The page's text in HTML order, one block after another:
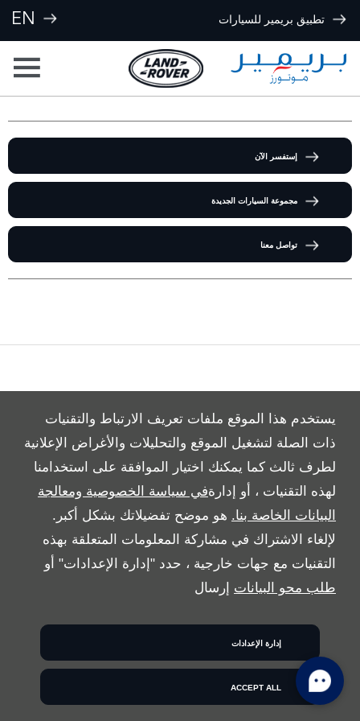
يستخدم هذا الموقع ملفات تعريف الارتباط والتقنيات
ذات الصلة لتشغيل الموقع والتحليلات والأغراض الإعلانية
لطرف ثالث كما يمكنك اختيار الموافقة على استخدامنا
لهذه التقنيات ، أو إدارةفي سياسة الخصوصية ومعالجة
البيانات الخاصة بنا. هو موضح تفضيلاتك بشكل أكبر.
لإلغاء الاشتراك في مشاركة المعلومات المتعلقة بهذه
التقنيات مع جهات خارجية ، حدد "إدارة الإعدادات" أو
طلب محو البيانات إرسال
إدارة الإعدادات
ACCEPT ALL
EN تطبيق بريمير للسيارات
إستفسر الآن
مجموعة السيارات الجديدة
تواصل معنا
ALL RIGHTS RESERVED
FOLLOW بريمير موتورز